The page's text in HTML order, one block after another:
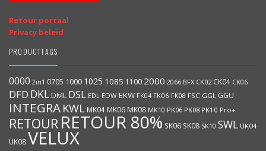
Retour portaal
Privacy beleid
PRODUCTTAGS
0000 2in1 0705 1000 1025 1085 1100 2000 2066 BFX CK02 CK04 CK06
DFD DKL DML DSL EDL EDW EKW FK04 FK06 FK08 FSC GGL GGU
INTEGRA KWL MK04 MK06 MK08 MK10 PK06 PK08 PK10 Pro+
RETOUR RETOUR 80% SK06 SK08 SK10 SWL UK04
UK08VELUX